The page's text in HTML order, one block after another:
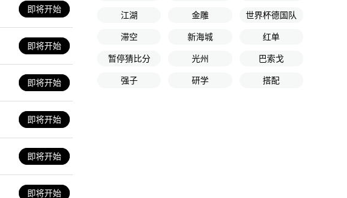
即将开始
即将开始
即将开始
即将开始
即将开始
即将开始
江湖 金雕 世界杯德国队
滞空 新海城 红单
暂停猜比分 光州 巴索戈
强子 研学 搭配